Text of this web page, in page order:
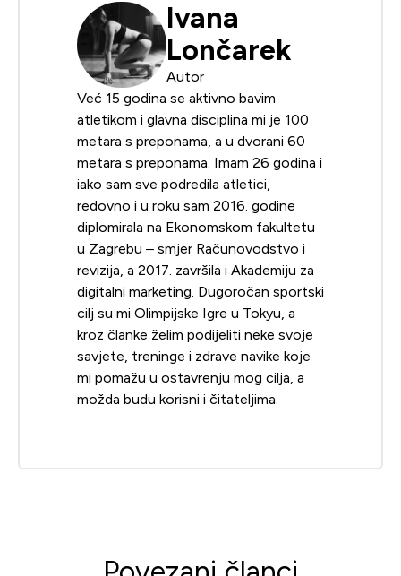
Ivana
Lončarek
Autor
Već 15 godina se aktivno bavim
atletikom i glavna disciplina mi je 100
metara s preponama, a u dvorani 60
metara s preponama. Imam 26 godina i
iako sam sve podredila atletici,
redovno i u roku sam 2016. godine
diplomirala na Ekonomskom fakultetu
u Zagrebu – smjer Računovodstvo i
revizija, a 2017. završila i Akademiju za
digitalni marketing. Dugoročan sportski
cilj su mi Olimpijske Igre u Tokyu, a
kroz članke želim podijeliti neke svoje
savjete, treninge i zdrave navike koje
mi pomažu u ostavrenju mog cilja, a
možda budu korisni i čitateljima.